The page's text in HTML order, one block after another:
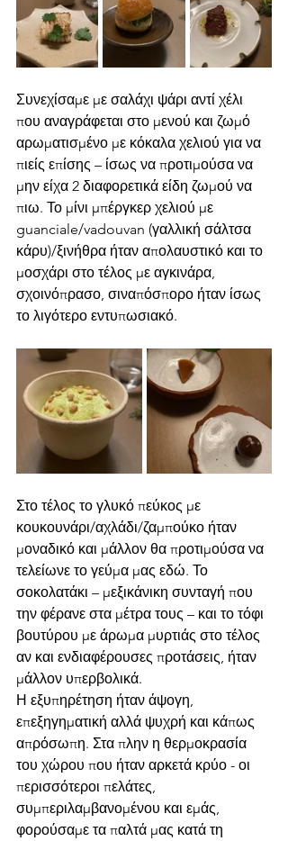
Συνεχίσαμε με σαλάχι ψάρι αντί χέλι
που αναγράφεται στο μενού και ζωμό
αρωματισμένο με κόκαλα χελιού για να
πιείς επίσης – ίσως να προτιμούσα να
μην είχα 2 διαφορετικά είδη ζωμού να
πιω. Το μίνι μπέργκερ χελιού με
guanciale/vadouvan (γαλλική σάλτσα
κάρυ)/ξινήθρα ήταν απολαυστικό και το
μοσχάρι στο τέλος με αγκινάρα,
σχοινόπρασο, σιναπόσπορο ήταν ίσως
το λιγότερο εντυπωσιακό.
Στο τέλος το γλυκό πεύκος με
κουκουνάρι/αχλάδι/ζαμπούκο ήταν
μοναδικό και μάλλον θα προτιμούσα να
τελείωνε το γεύμα μας εδώ. Το
σοκολατάκι – μεξικάνικη συνταγή που
την φέρανε στα μέτρα τους – και το τόφι
βουτύρου με άρωμα μυρτιάς στο τέλος
αν και ενδιαφέρουσες προτάσεις, ήταν
μάλλον υπερβολικά.
Η εξυπηρέτηση ήταν άψογη,
επεξηγηματική αλλά ψυχρή και κάπως
απρόσωπη. Στα πλην η θερμοκρασία
του χώρου που ήταν αρκετά κρύο - οι
περισσότεροι πελάτες,
συμπεριλαμβανομένου και εμάς,
φορούσαμε τα παλτά μας κατά τη